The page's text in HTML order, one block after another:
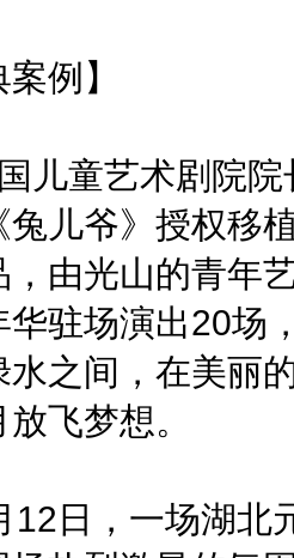
例】
童艺术剧院院
兔儿爷》授权移
，由光山的青年
华驻场演出20场
水之间，在美丽
飞梦想。
日，一场湖北